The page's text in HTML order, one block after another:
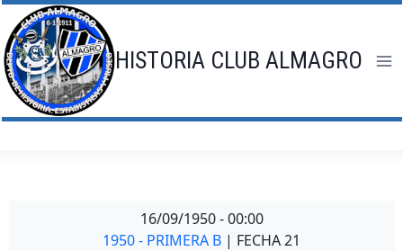
Saltar
al
contenido
HISTORIA CLUB ALMAGRO
16/09/1950 - 00:00
1950 - PRIMERA B | FECHA 21